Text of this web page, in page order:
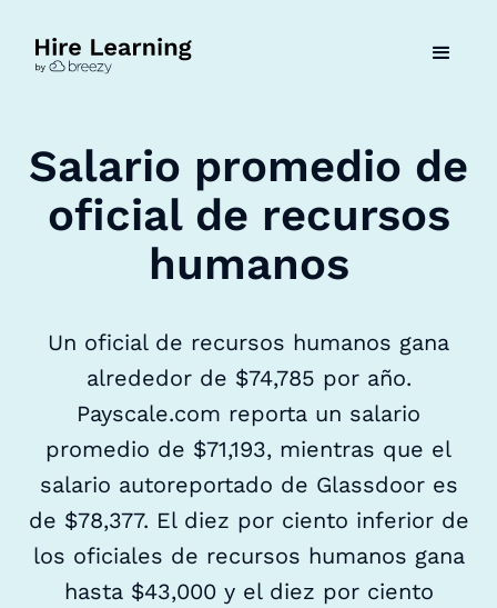
Salario promedio de
oficial de recursos
humanos
Un oficial de recursos humanos gana
alrededor de $74,785 por año.
Payscale.com reporta un salario
promedio de $71,193, mientras que el
salario autoreportado de Glassdoor es
de $78,377. El diez por ciento inferior de
los oficiales de recursos humanos gana
hasta $43,000 y el diez por ciento